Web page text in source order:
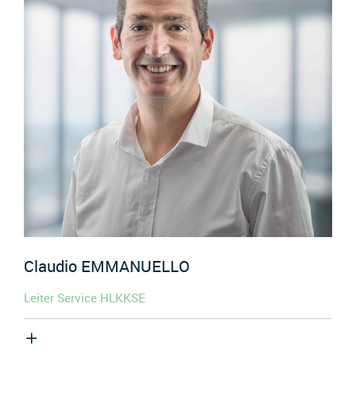
Claudio EMMANUELLO
Leiter Service HLKKSE